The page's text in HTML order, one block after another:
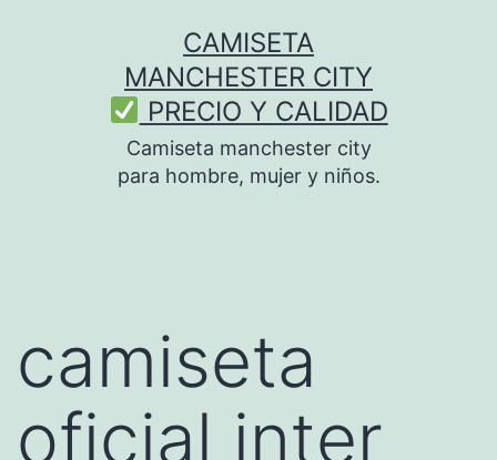
CAMISETA
MANCHESTER CITY
PRECIO Y CALIDAD
Camiseta manchester city
para hombre, mujer y niños.
camiseta
oficial inter